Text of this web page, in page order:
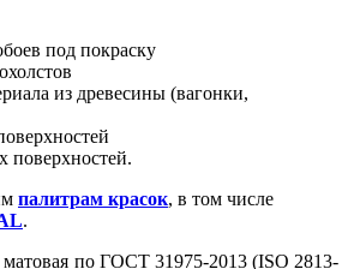
под покраску
из древесины (вагонки,
поверхностей.
палитрам красок, в том числе
.
матовая по ГОСТ 31975-2013 (ISO 2813-